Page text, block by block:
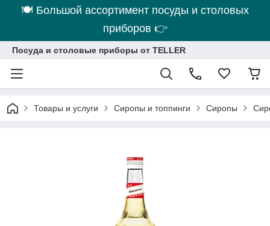
🍽 Большой ассортимент посуды и столовых
приборов 👉
Посуда и столовые приборы от TELLER
Товары и услуги Сиропы и топпинги Сиропы